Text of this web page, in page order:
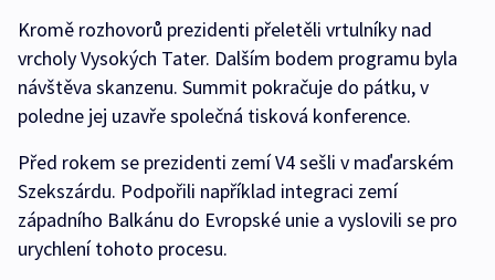
Kromě rozhovorů prezidenti přeletěli vrtulníky nad
vrcholy Vysokých Tater. Dalším bodem programu byla
návštěva skanzenu. Summit pokračuje do pátku, v
poledne jej uzavře společná tisková konference.
Před rokem se prezidenti zemí V4 sešli v maďarském
Szekszárdu. Podpořili například integraci zemí
západního Balkánu do Evropské unie a vyslovili se pro
urychlení tohoto procesu.